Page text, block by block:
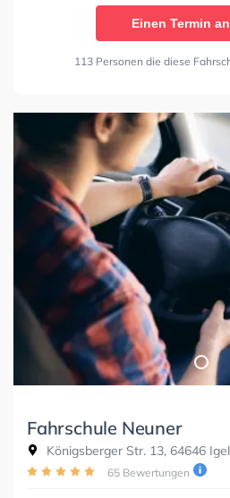
Einen Termin
113 Personen die diese
Fahrschule Neuner
Königsberger Str. 13, 64646
65 Bewertungen